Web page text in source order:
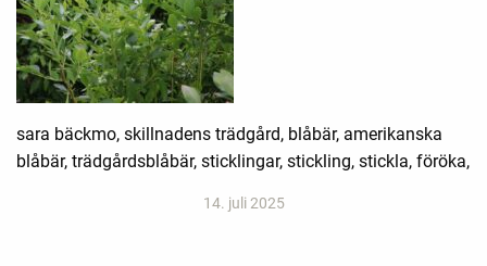
sara bäckmo, skillnadens trädgård, blåbär, amerikanska
blåbär, trädgårdsblåbär, sticklingar, stickling, stickla, föröka,
14. juli 2025